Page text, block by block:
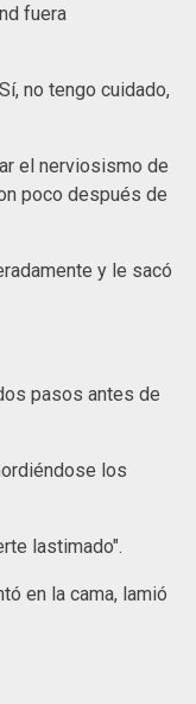
fuera
no tengo cuidado,
el nerviosismo de
poco después de
y le sacó
pasos antes de
los
lastimado".
en la cama, lamió